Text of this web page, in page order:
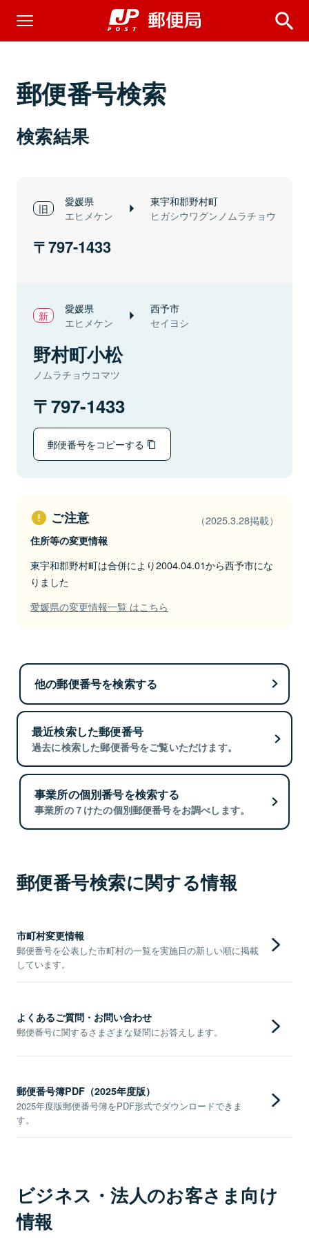
郵便番号検索
検索結果
愛媛県
エヒメケン
東宇和郡野村町
ヒガシウワグンノムラチョウ
797-1433
愛媛県
エヒメケン
西予市
セイヨシ
野村町小松
ノムラチョウコマツ
797-1433
郵便番号をコピーする
ご注意 （2025.3.28掲載）
住所等の変更情報
東宇和郡野村町は合併により2004.04.01から西予市にな
りました
愛媛県の変更情報一覧 はこちら
他の郵便番号を検索する
最近検索した郵便番号
過去に検索した郵便番号をご覧いただけます。
事業所の個別番号を検索する
事業所の７けたの個別郵便番号をお調べします。
郵便番号検索に関する情報
市町村変更情報
郵便番号を公表した市町村の一覧を実施日の新しい順に掲載
しています。
よくあるご質問・お問い合わせ
郵便番号に関するさまざまな疑問にお答えします。
郵便番号簿PDF（2025年度版）
2025年度版郵便番号簿をPDF形式でダウンロードできま
す。
ビジネス・法人のお客さま向け
情報